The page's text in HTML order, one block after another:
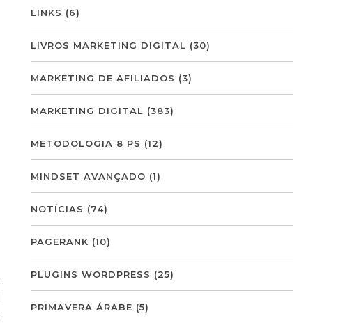
LINKS (6)
LIVROS MARKETING DIGITAL (30)
MARKETING DE AFILIADOS (3)
MARKETING DIGITAL (383)
METODOLOGIA 8 PS (12)
MINDSET AVANÇADO (1)
NOTÍCIAS (74)
PAGERANK (10)
PLUGINS WORDPRESS (25)
PRIMAVERA ÁRABE (5)